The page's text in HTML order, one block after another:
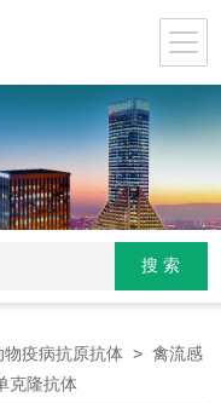
物疫病抗原抗体 > 禽流感
克隆抗体